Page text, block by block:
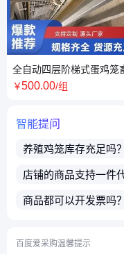
全自动四层阶梯式蛋鸡笼
养殖设备镀锌铝丝材质
￥500.00/组
智能提问
养殖鸡笼库存充足吗？
店铺的商品支持一件
商品都可以开发票吗？
百度爱采购温馨提示